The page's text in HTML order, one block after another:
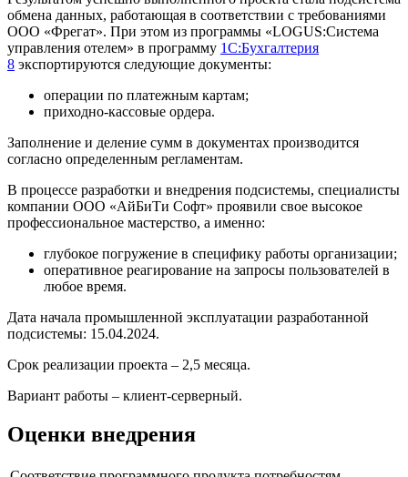
обмена данных, работающая в соответствии с требованиями
ООО «Фрегат». При этом из программы «LOGUS:Система
управления отелем» в программу 1С:Бухгалтерия
8 экспортируются следующие документы:
операции по платежным картам;
приходно-кассовые ордера.
Заполнение и деление сумм в документах производится
согласно определенным регламентам.
В процессе разработки и внедрения подсистемы, специалисты
компании ООО «АйБиТи Софт» проявили свое высокое
профессиональное мастерство, а именно:
глубокое погружение в специфику работы организации;
оперативное реагирование на запросы пользователей в
любое время.
Дата начала промышленной эксплуатации разработанной
подсистемы: 15.04.2024.
Срок реализации проекта – 2,5 месяца.
Вариант работы – клиент-серверный.
Оценки внедрения